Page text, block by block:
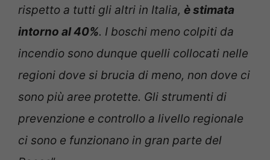
rispetto a tutti gli altri in Italia, è stimata
intorno al 40%. I boschi meno colpiti da
incendio sono dunque quelli collocati nelle
regioni dove si brucia di meno, non dove ci
sono più aree protette. Gli strumenti di
prevenzione e controllo a livello regionale
ci sono e funzionano in gran parte del